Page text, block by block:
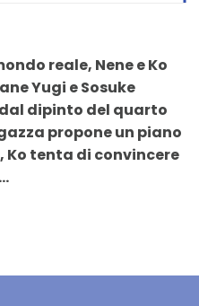
reale, Nene e Ko
Yugi e Sosuke
dipinto del quarto
propone un piano
Ko tenta di convincere